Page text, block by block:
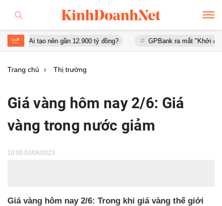
nên gần 12.900 tỷ đồng? GPBank ra mắt "Khởi đầu an cư",
Trang chủ Thị trường
Giá vàng hôm nay 2/6: Giá
vàng trong nước giảm
10:00 02/06/2023
Giá vàng hôm nay 2/6: Trong khi giá vàng thế giới